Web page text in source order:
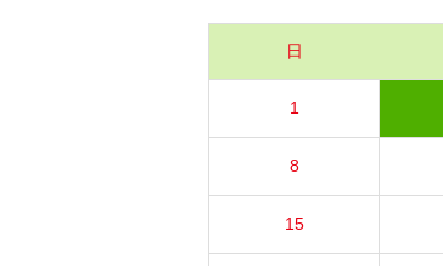
日
1
8
15